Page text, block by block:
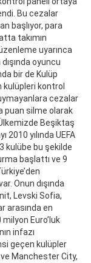
Bu cezalar
başlıyor, para
takımın
uyarınca
oyuncu
bir de Kulüp
kulüpleri kontrol
cezalar
puan silme olarak
Beşiktaş
2010 yılında UEFA
kulübe bu şekilde
başlattı ve 9
Onun dışında
Levski Sofia,
arasında en
milyon Euro’luk
infazı
geçen kulüpler
Manchester City,